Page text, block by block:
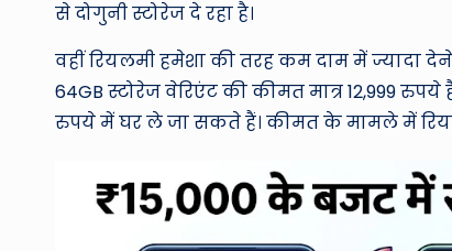
से दोगुनी स्टोरेज दे रहा है।
वहीं रियलमी हमेशा की तरह कम दाम में ज्यादा
64GB स्टोरेज वेरिएंट की कीमत मात्र 12,999
रुपये में घर ले जा सकते हैं। कीमत के मामले में